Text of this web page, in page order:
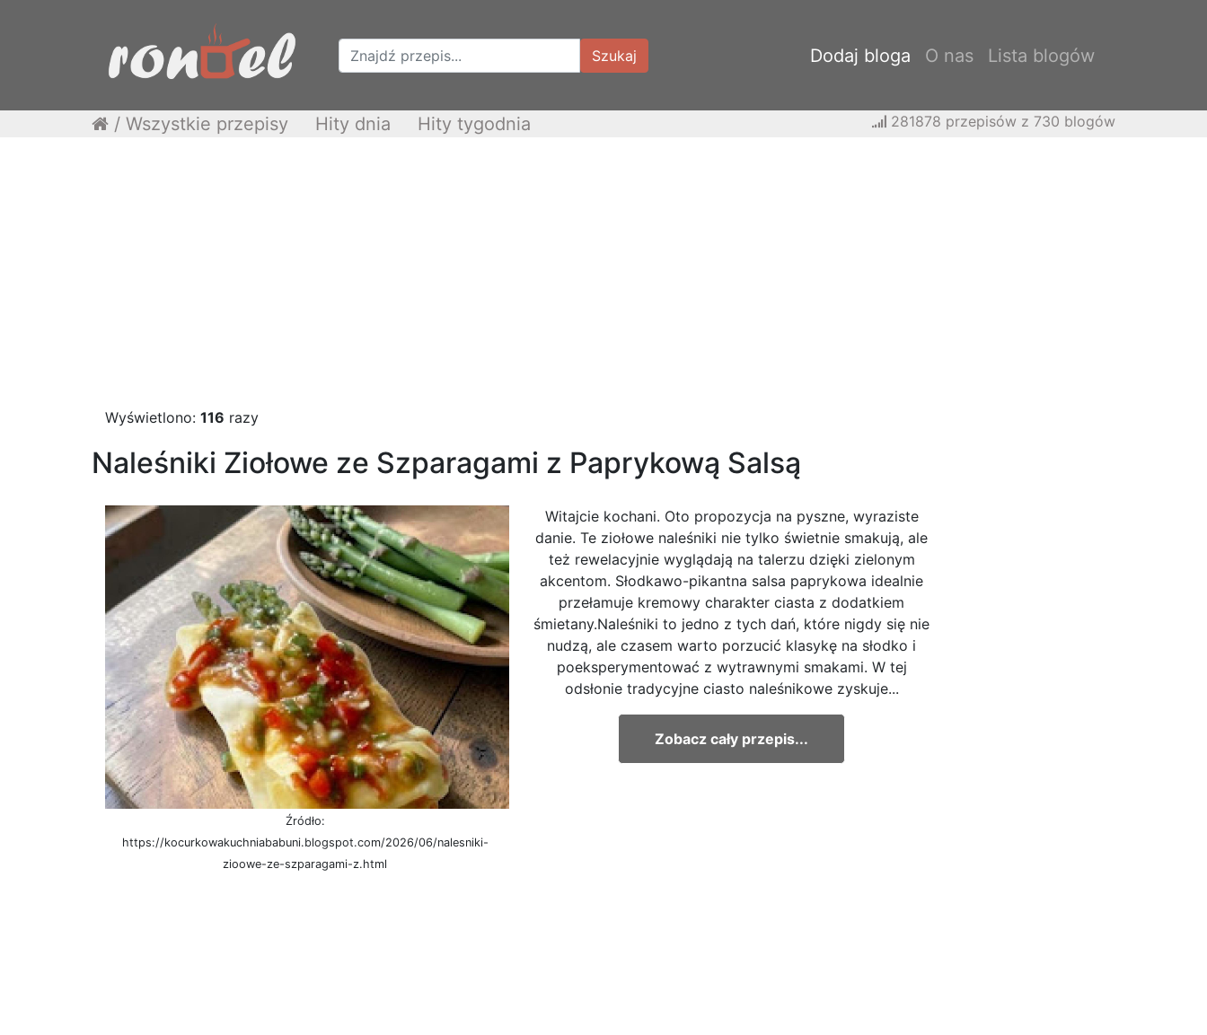
Szukaj Dodaj bloga O nas Lista blogów
/ Wszystkie przepisy Hity dnia Hity tygodnia 281878 przepisów z 730 blogów
Wyświetlono: 116 razy
Naleśniki Ziołowe ze Szparagami z Paprykową Salsą
Źródło:
https://kocurkowakuchniababuni.blogspot.com/2026/06/nalesniki-
zioowe-ze-szparagami-z.html
Witajcie kochani. Oto propozycja na pyszne, wyraziste
danie. Te ziołowe naleśniki nie tylko świetnie smakują, ale
też rewelacyjnie wyglądają na talerzu dzięki zielonym
akcentom. Słodkawo-pikantna salsa paprykowa idealnie
przełamuje kremowy charakter ciasta z dodatkiem
śmietany.Naleśniki to jedno z tych dań, które nigdy się nie
nudzą, ale czasem warto porzucić klasykę na słodko i
poeksperymentować z wytrawnymi smakami. W tej
odsłonie tradycyjne ciasto naleśnikowe zyskuje...
Zobacz cały przepis...